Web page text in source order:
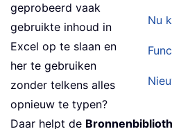
Nu
geprobeerd vaak
gebruikte inhoud in
Excel op te slaan en
her te gebruiken
zonder telkens alles
opnieuw te typen?
Daar helpt de